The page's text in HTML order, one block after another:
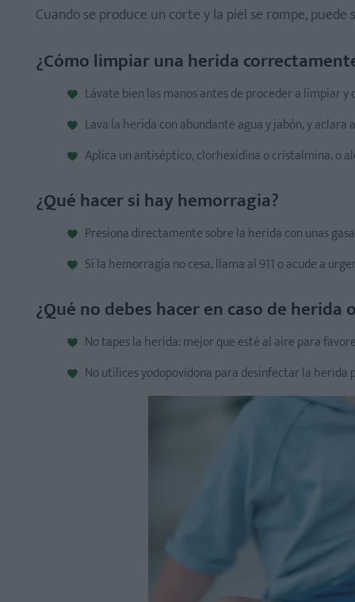
Cuando se produce un corte y la piel se rompe,
¿Cómo limpiar una herida
Lávate bien las manos antes de proceder a limpiar
Lava la herida con abundante agua y jabón, y
Aplica un antiséptico, clorhexidina o cristalmina, o
¿Qué hacer si hay hemorragia?
Presiona directamente sobre la herida con unas
Si la hemorragia no cesa, llama al 911 o acude a
¿Qué no debes hacer en caso de herida
No tapes la herida: mejor que esté al aire para
No utilices yodopovidona para desinfectar la herida